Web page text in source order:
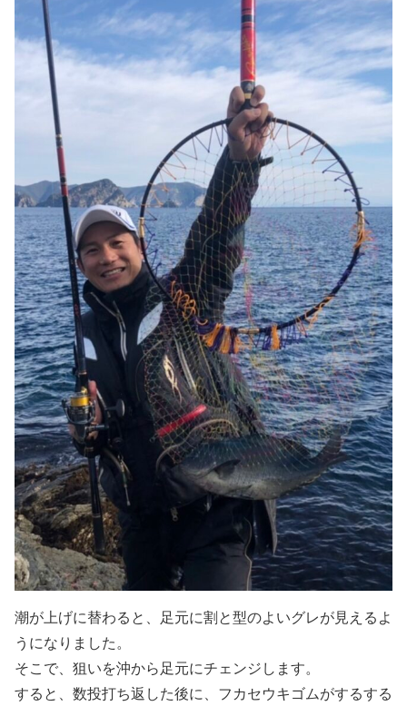
潮が上げに替わると、足元に割と型のよいグレが見えるよ
うになりました。
そこで、狙いを沖から足元にチェンジします。
すると、数投打ち返した後に、フカセウキゴムがするする